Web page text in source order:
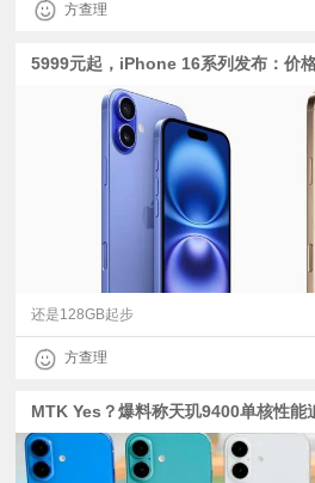
方查理
还是128GB起步
方查理